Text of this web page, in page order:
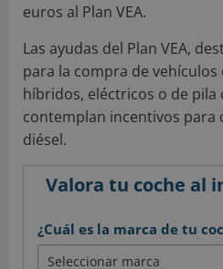
euros al Plan VEA.
Las ayudas del Plan VEA,
para la compra de vehículos
híbridos, eléctricos o de pila
contemplan incentivos para
diésel.
Valora tu coche al
¿Cuál es la marca de tu